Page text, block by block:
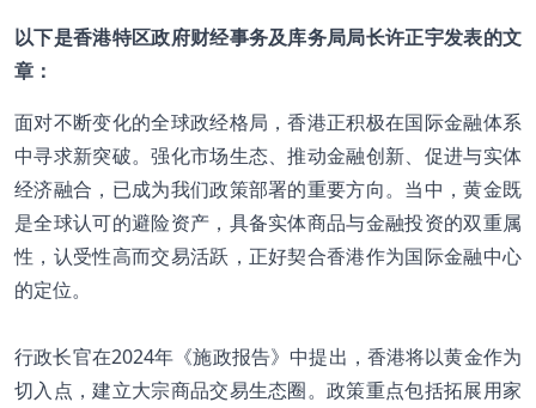
以下是香港特区政府财经事务及库务局局长许正宇发表的文
章：
面对不断变化的全球政经格局，香港正积极在国际金融体系
中寻求新突破。强化市场生态、推动金融创新、促进与实体
经济融合，已成为我们政策部署的重要方向。当中，黄金既
是全球认可的避险资产，具备实体商品与金融投资的双重属
性，认受性高而交易活跃，正好契合香港作为国际金融中心
的定位。
行政长官在2024年《施政报告》中提出，香港将以黄金作为
切入点，建立大宗商品交易生态圈。政策重点包括拓展用家